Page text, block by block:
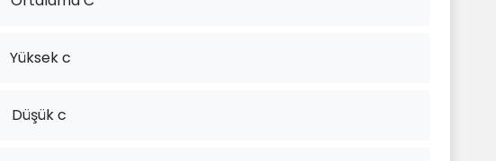
Yüksek c
Düşük c